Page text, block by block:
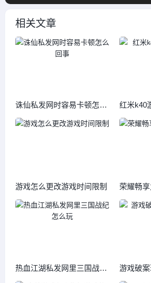
相关文章
诛仙私发网时容易卡顿怎么
回事
红米k40
游戏怎么更改游戏时间限制
荣耀畅
样
热血江湖私发网里三国战纪
怎么玩
游戏破